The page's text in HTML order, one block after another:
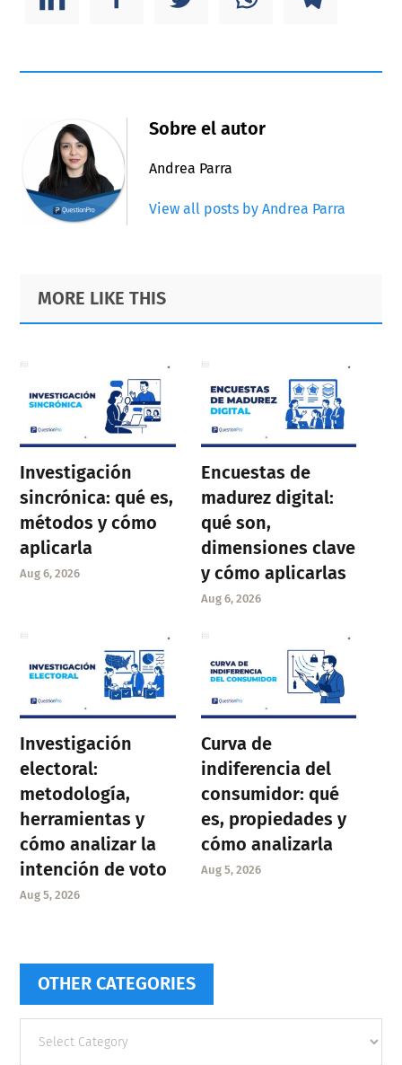
Sobre el autor
Andrea Parra
View all posts by Andrea Parra
Primary
Sidebar
Footer
MORE LIKE THIS
Investigación
sincrónica: qué es,
métodos y cómo
aplicarla
Aug 6, 2026
Encuestas de
madurez digital:
qué son,
dimensiones clave
y cómo aplicarlas
Aug 6, 2026
Investigación
electoral:
metodología,
herramientas y
cómo analizar la
intención de voto
Aug 5, 2026
Curva de
indiferencia del
consumidor: qué
es, propiedades y
cómo analizarla
Aug 5, 2026
OTHER CATEGORIES
categories